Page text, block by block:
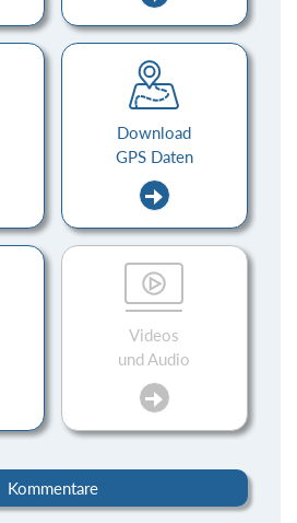
Download
GPS Daten
Videos
und Audio
Kommentare